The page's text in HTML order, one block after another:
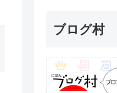
ブログ村